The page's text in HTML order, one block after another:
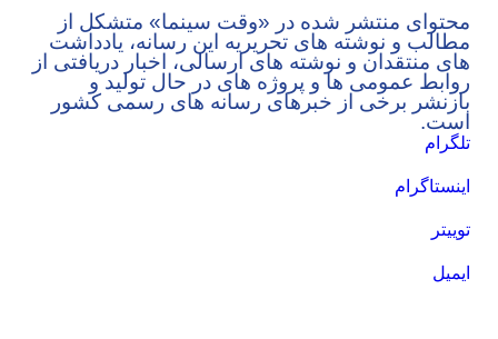
محتوای منتشر شده در «وقت سینما» متشکل از
مطالب و نوشته های تحریریه این رسانه، یادداشت
های منتقدان و نوشته های ارسالی، اخبار دریافتی از
روابط عمومی ها و پروژه های در حال تولید و
بازنشر برخی از خبرهای رسانه های رسمی کشور
است.
تلگرام
اینستاگرام
توییتر
ایمیل